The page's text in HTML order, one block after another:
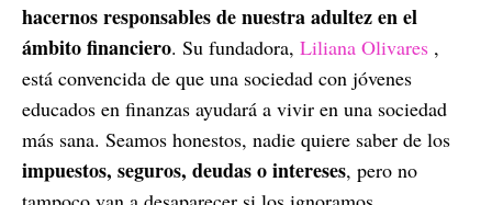
hacernos responsables de nuestra adultez en el
ámbito financiero. Su fundadora, Liliana Olivares ,
está convencida de que una sociedad con jóvenes
educados en finanzas ayudará a vivir en una sociedad
más sana. Seamos honestos, nadie quiere saber de los
impuestos, seguros, deudas o intereses, pero no